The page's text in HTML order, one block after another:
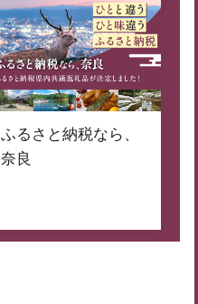
ふるさと納税なら、
奈良